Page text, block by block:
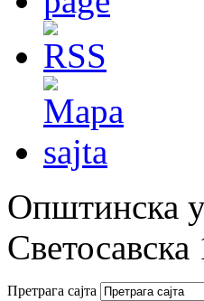
Општинска
Претрага сајта